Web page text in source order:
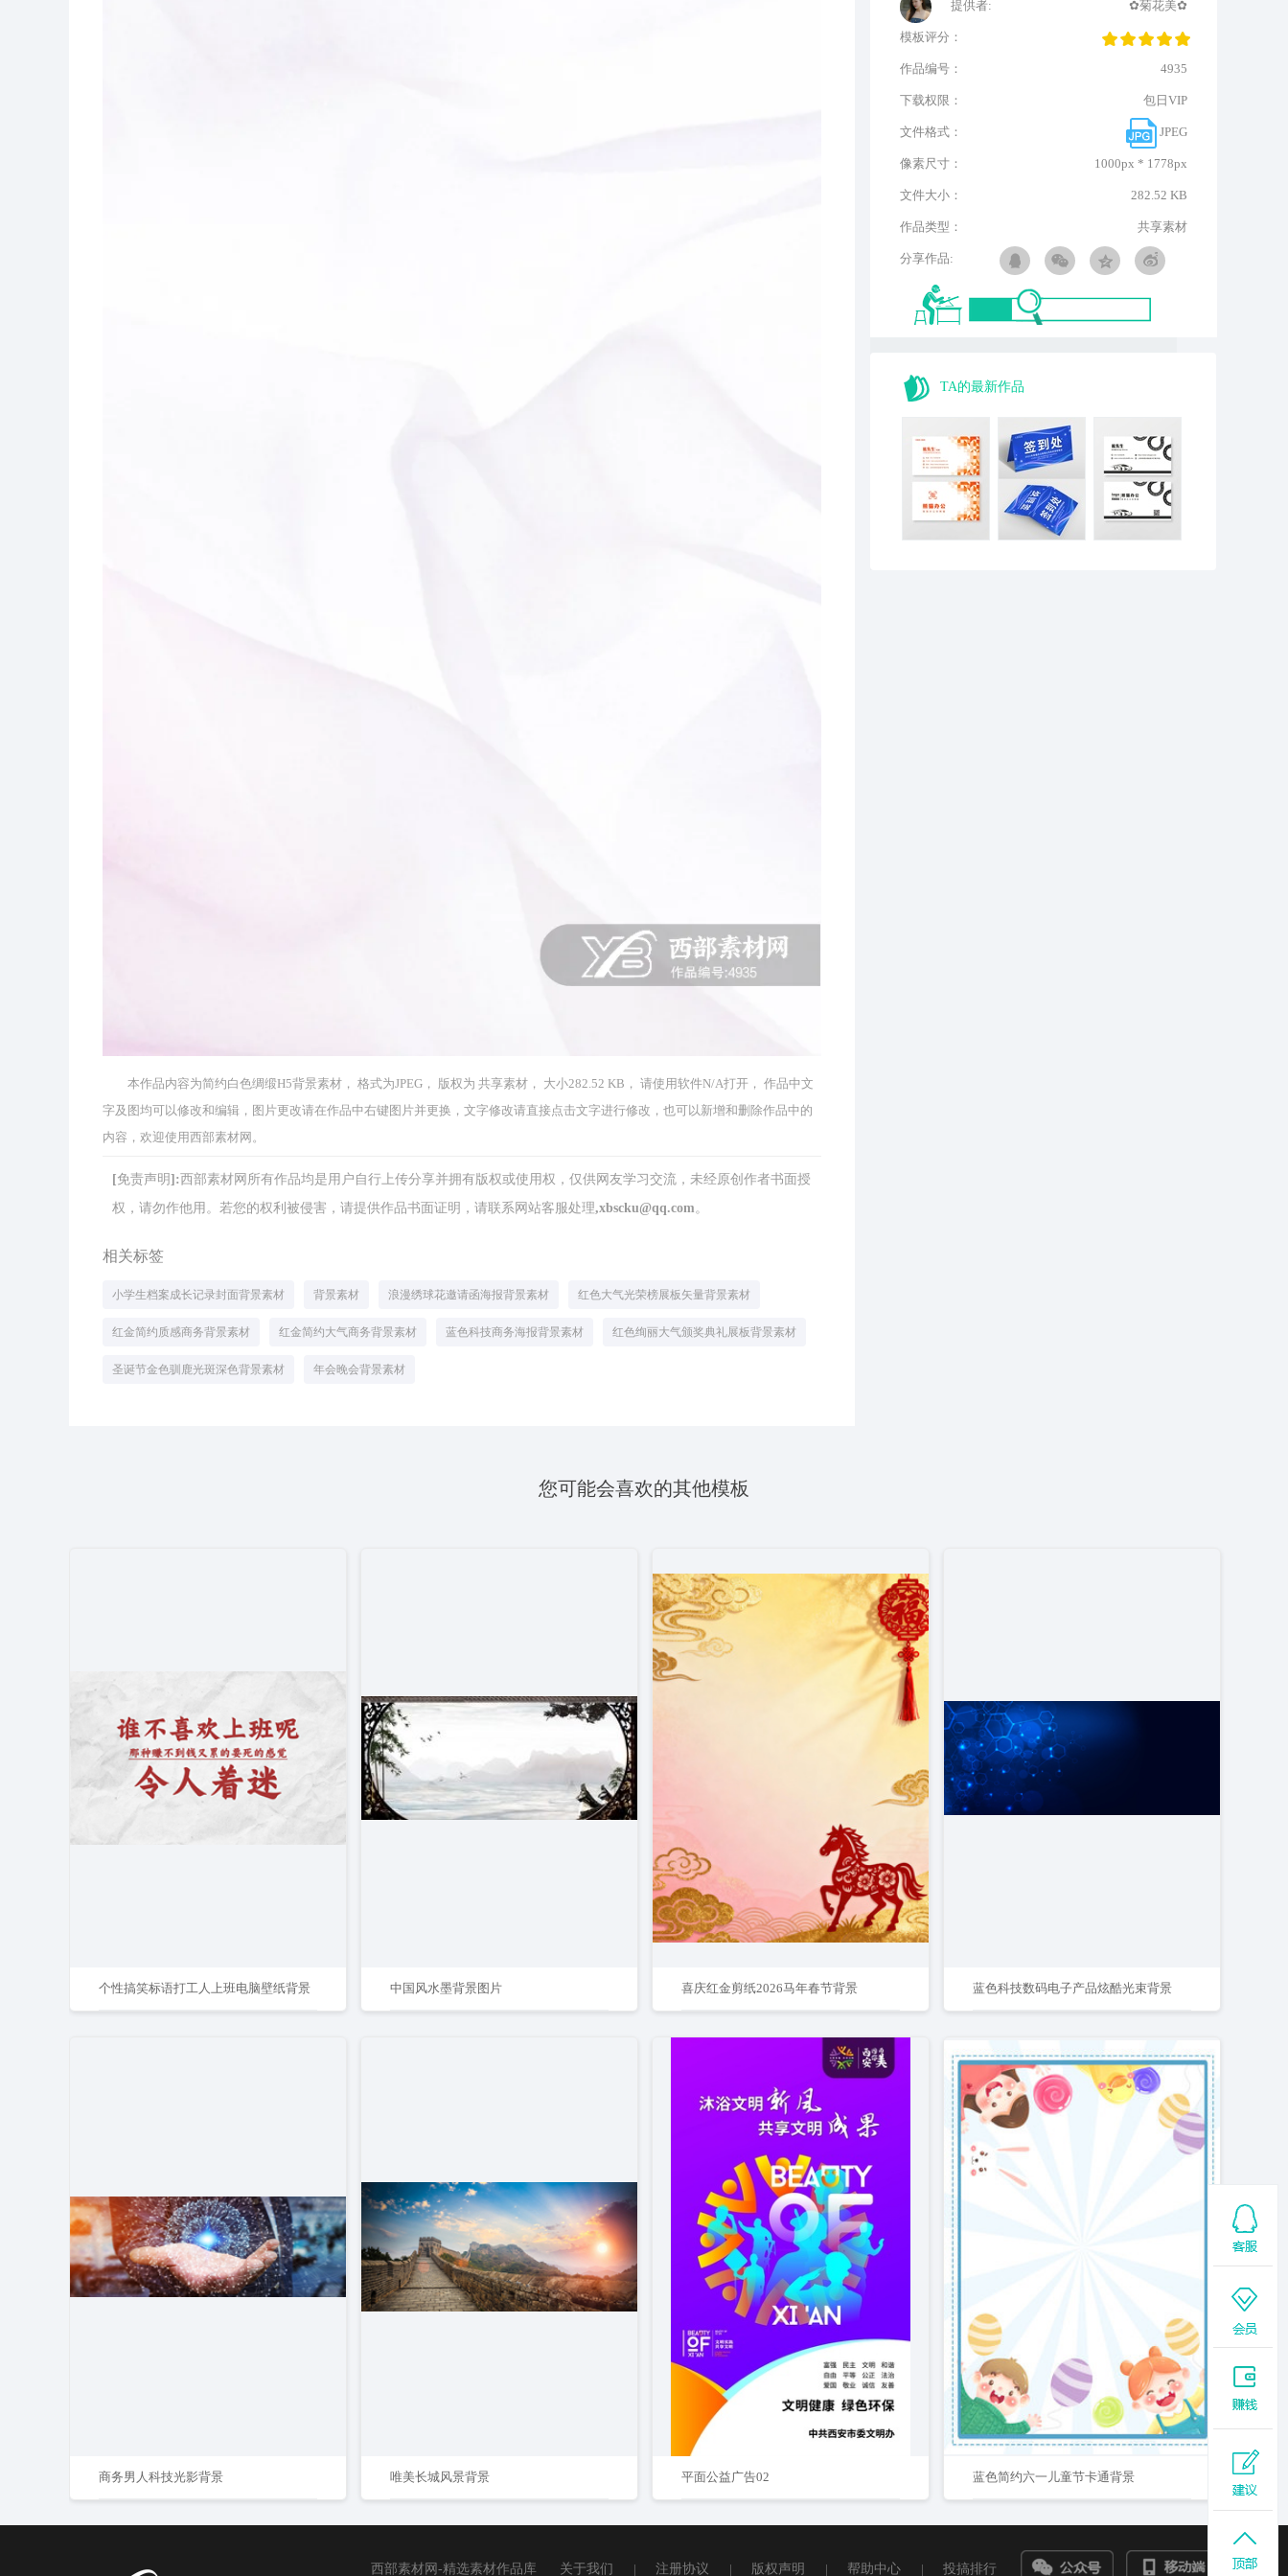
本作品内容为简约白色绸缎H5背景素材， 格式为JPEG， 版权为 共享素材， 大小282.52 KB， 请使用软件N/A打开， 作品中文
字及图均可以修改和编辑，图片更改请在作品中右键图片并更换，文字修改请直接点击文字进行修改，也可以新增和删除作品中的
内容，欢迎使用西部素材网。
[免责声明]:西部素材网所有作品均是用户自行上传分享并拥有版权或使用权，仅供网友学习交流，未经原创作者书面授
权，请勿作他用。若您的权利被侵害，请提供作品书面证明，请联系网站客服处理,xbscku@qq.com。
相关标签
小学生档案成长记录封面背景素材 背景素材 浪漫绣球花邀请函海报背景素材 红色大气光荣榜展板矢量背景素材
红金简约质感商务背景素材 红金简约大气商务背景素材 蓝色科技商务海报背景素材 红色绚丽大气颁奖典礼展板背景素材
圣诞节金色驯鹿光斑深色背景素材 年会晚会背景素材
提供者: ✿菊花美✿
模板评分：
作品编号： 4935
下载权限： 包日VIP
文件格式： JPEG
像素尺寸： 1000px * 1778px
文件大小： 282.52 KB
作品类型： 共享素材
分享作品:
TA的最新作品
您可能会喜欢的其他模板
个性搞笑标语打工人上班电脑壁纸背景 中国风水墨背景图片 喜庆红金剪纸2026马年春节背景 蓝色科技数码电子产品炫酷光束背景
商务男人科技光影背景 唯美长城风景背景 平面公益广告02 蓝色简约六一儿童节卡通背景
西部素材网-精选素材作品库 关于我们 | 注册协议 | 版权声明 | 帮助中心 | 投搞排行